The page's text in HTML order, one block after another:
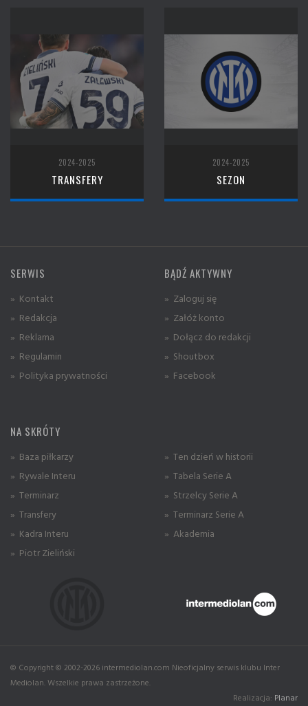
2024-2025
TRANSFERY
2024-2025
SEZON
SERWIS
» Kontakt
» Redakcja
» Reklama
» Regulamin
» Polityka prywatności
BĄDŹ AKTYWNY
» Zaloguj się
» Załóż konto
» Dołącz do redakcji
» Shoutbox
» Facebook
NA SKRÓTY
» Baza piłkarzy
» Rywale Interu
» Terminarz
» Transfery
» Kadra Interu
» Piotr Zieliński
» Ten dzień w historii
» Tabela Serie A
» Strzelcy Serie A
» Terminarz Serie A
» Akademia
© Copyright © 2002-2026 intermediolan.com Nieoficjalny serwis klubu Inter
Mediolan. Wszelkie prawa zastrzeżone.
Realizacja: Planar